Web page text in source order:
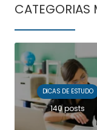
CATEGORIAS
DICAS DE ESTUDO
140 posts